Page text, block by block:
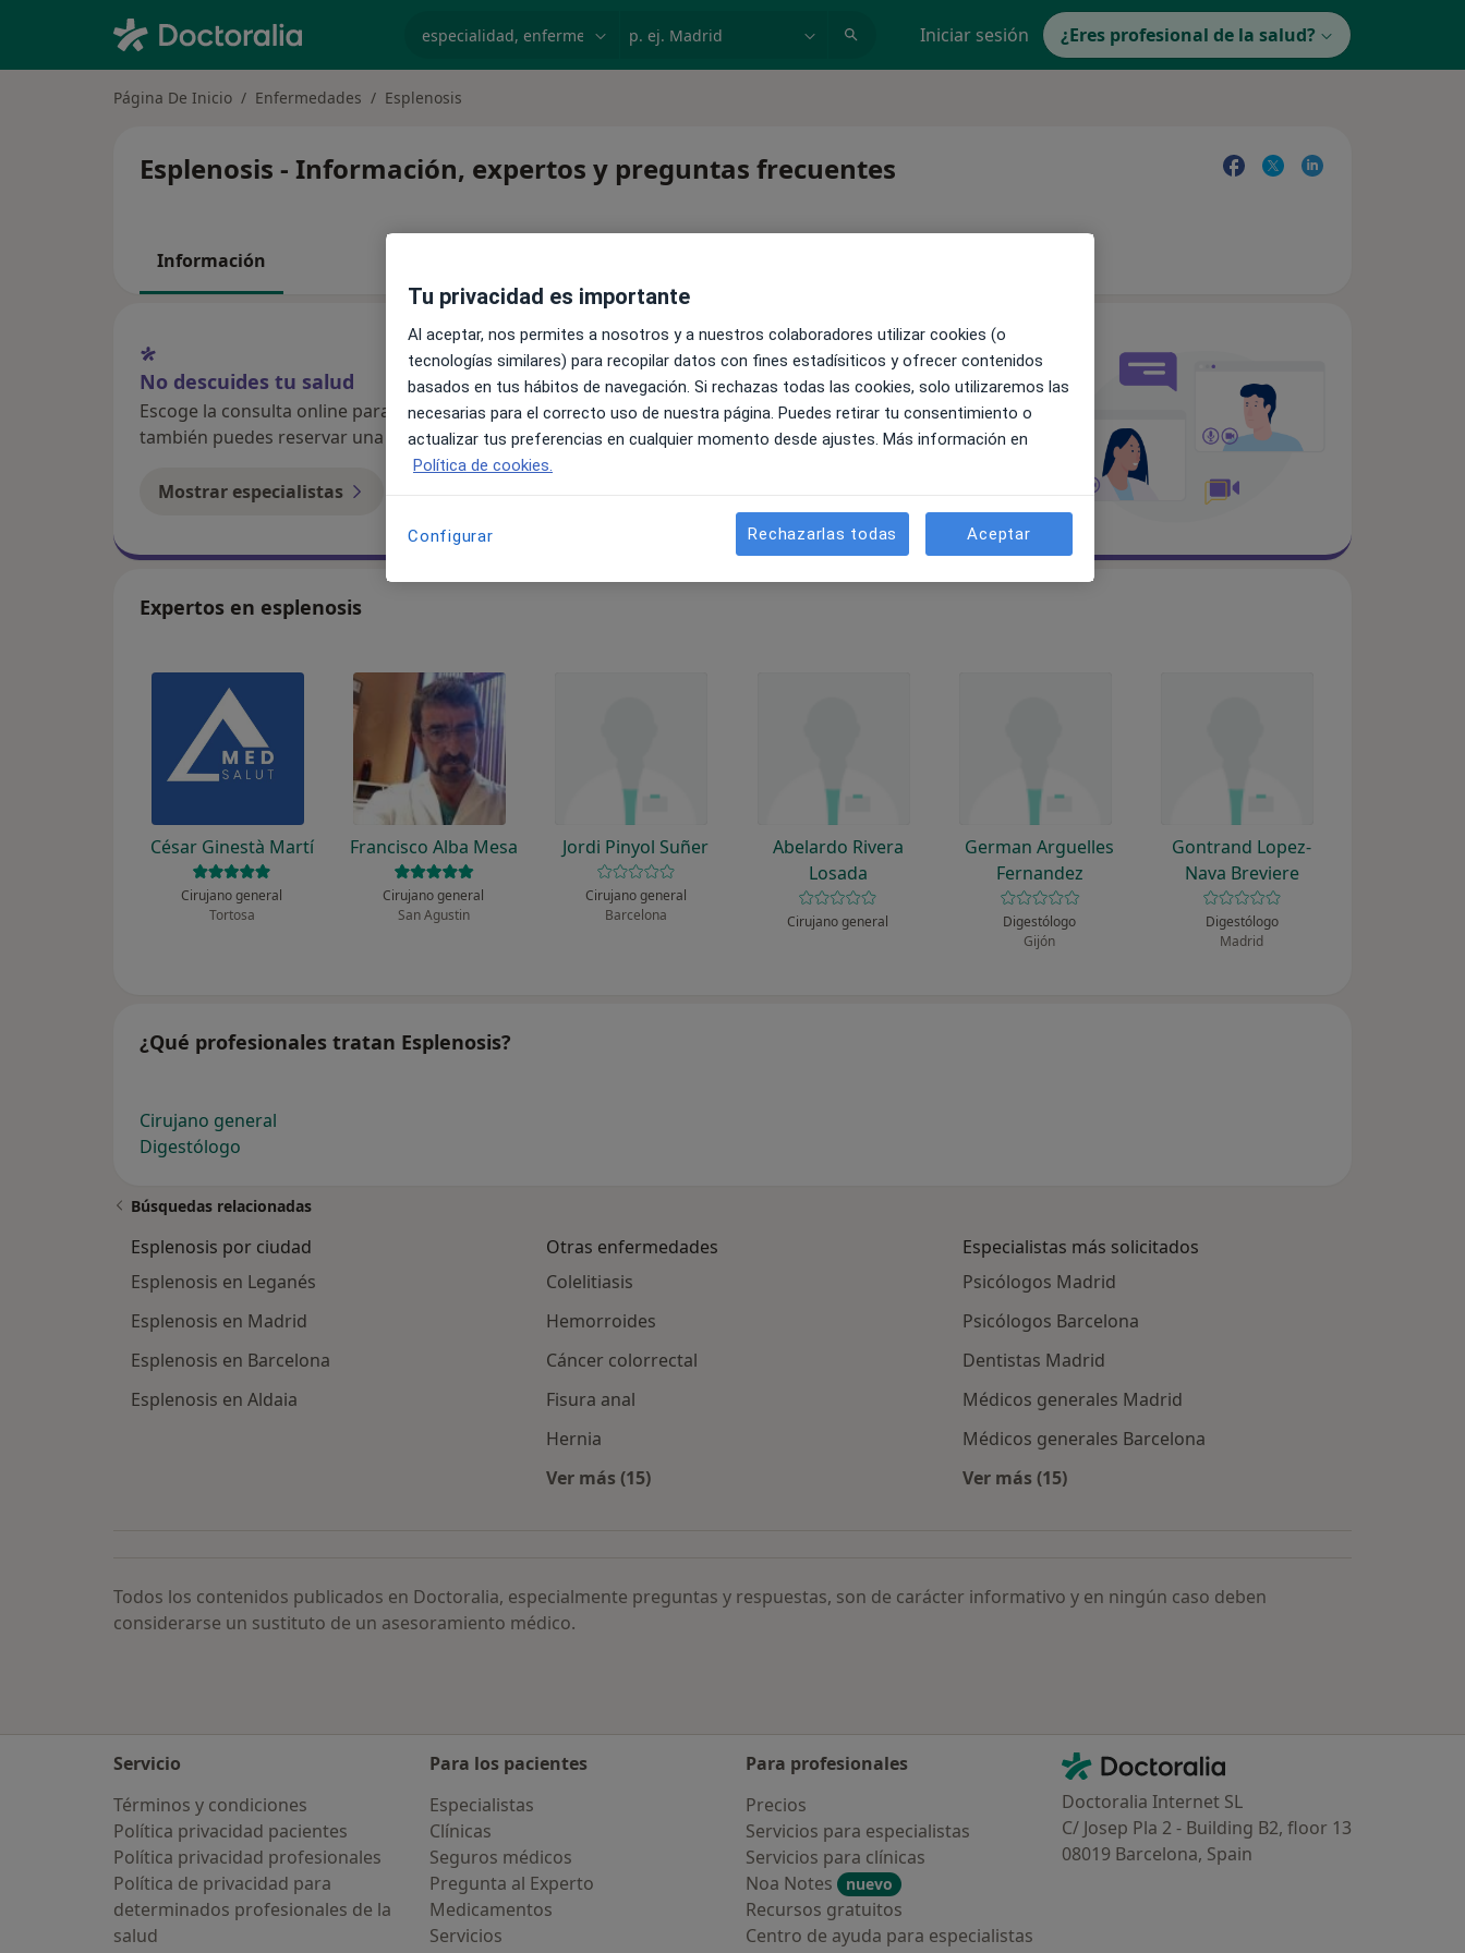
Iniciar sesión ¿Eres profesional de la salud?
Página De Inicio Enfermedades Esplenosis
Esplenosis - Información, expertos y preguntas frecuentes
Información
No descuides tu salud
Escoge la consulta online para empezar o continuar tu tratamiento sin salir de casa. Y, si lo necesitas,
también puedes reservar una cita presencial.
Mostrar especialistas
Expertos en esplenosis
César Ginestà Martí
Cirujano general
Tortosa
Francisco Alba Mesa
Cirujano general
San Agustin
Jordi Pinyol Suñer
Cirujano general
Barcelona
Abelardo Rivera
Losada
Cirujano general
German Arguelles
Fernandez
Digestólogo
Gijón
Gontrand Lopez-
Nava Breviere
Digestólogo
Madrid
¿Qué profesionales tratan Esplenosis?
Cirujano general
Digestólogo
Búsquedas relacionadas
Esplenosis por ciudad
Esplenosis en Leganés
Esplenosis en Madrid
Esplenosis en Barcelona
Esplenosis en Aldaia
Otras enfermedades
Colelitiasis
Hemorroides
Cáncer colorrectal
Fisura anal
Hernia
Ver más (15)
Especialistas más solicitados
Psicólogos Madrid
Psicólogos Barcelona
Dentistas Madrid
Médicos generales Madrid
Médicos generales Barcelona
Ver más (15)
Todos los contenidos publicados en Doctoralia, especialmente preguntas y respuestas, son de carácter informativo y en ningún caso deben
considerarse un sustituto de un asesoramiento médico.
Servicio
Términos y condiciones
Política privacidad pacientes
Política privacidad profesionales
Política de privacidad para
determinados profesionales de la
salud
Para los pacientes
Especialistas
Clínicas
Seguros médicos
Pregunta al Experto
Medicamentos
Servicios
Para profesionales
Precios
Servicios para especialistas
Servicios para clínicas
Noa Notes
nuevo
Recursos gratuitos
Centro de ayuda para especialistas
Contacto
Doctoralia - Página de inicio
Doctoralia Internet SL
C/ Josep Pla 2 - Building B2, floor 13
08019 Barcelona, Spain
Tu privacidad es importante
Al aceptar, nos permites a nosotros y a nuestros colaboradores utilizar cookies (o
tecnologías similares) para recopilar datos con fines estadísiticos y ofrecer contenidos
basados en tus hábitos de navegación. Si rechazas todas las cookies, solo utilizaremos las
necesarias para el correcto uso de nuestra página. Puedes retirar tu consentimiento o
actualizar tus preferencias en cualquier momento desde ajustes. Más información en
Política de cookies.
Configurar Rechazarlas todas Aceptar